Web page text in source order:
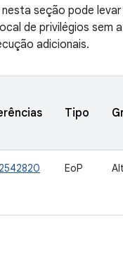
nesta seção pode
de privilégios sem
adicionais.
Tipo
EoP